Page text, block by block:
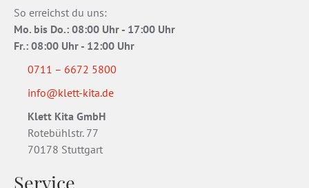
So erreichst du uns:
Mo. bis Do.: 08:00 Uhr - 17:00 Uhr
Fr.: 08:00 Uhr - 12:00 Uhr
0711 – 6672 5800
info@klett-kita.de
Klett Kita GmbH
Rotebühlstr. 77
70178 Stuttgart
Service